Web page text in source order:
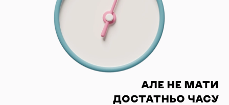
АЛЕ НЕ МАТИ
ДОСТАТНЬО ЧАСУ